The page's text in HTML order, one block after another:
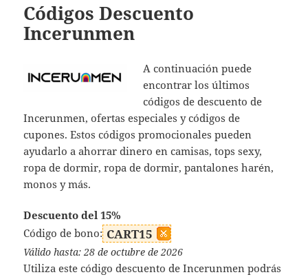
Códigos Descuento
Incerunmen
A continuación puede
encontrar los últimos
códigos de descuento de
Incerunmen, ofertas especiales y códigos de
cupones. Estos códigos promocionales pueden
ayudarlo a ahorrar dinero en camisas, tops sexy,
ropa de dormir, ropa de dormir, pantalones harén,
monos y más.
Descuento del 15%
Código de bono: CART15
Válido hasta: 28 de octubre de 2026
Utiliza este código descuento de Incerunmen podrás